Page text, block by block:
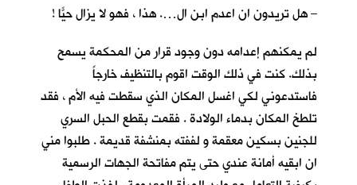
– هل تريدون ان اعدم ابن ال…. هذا ، فهو لا يزال حيّاً !
لم يمكنهم إعدامه دون وجود قرار من المحكمة يسمح
بذلك. كنت في ذلك الوقت اقوم بالتنظيف خارجاً
فاستدعوني لكي اغسل المكان الذي سقطت فيه الأم ، فقد
تلطخ المكان بدماء الولادة . فقمت بقطع الحبل السري
للجنين بسكين معقمة و لففته بمنشفة قديمة . طلبوا مني
ان ابقيه أمانة عندي حتى يتم مفاتحة الجهات الرسمية